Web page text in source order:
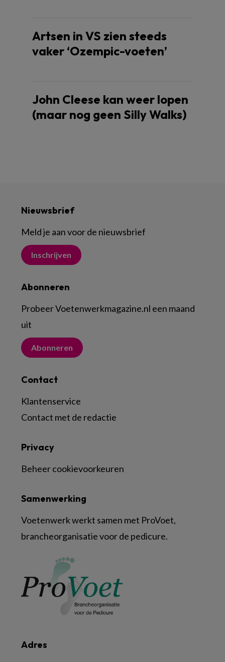
Artsen in VS zien steeds
vaker ‘Ozempic-voeten’
John Cleese kan weer lopen
(maar nog geen Silly Walks)
Nieuwsbrief
Meld je aan voor de nieuwsbrief
Inschrijven
Abonneren
Probeer Voetenwerkmagazine.nl een maand
uit
Abonneren
Contact
Klantenservice
Contact met de redactie
Adres
Samenwerking
Voetenwerk werkt samen met ProVoet,
brancheorganisatie voor de pedicure.
Privacy
Beheer cookievoorkeuren